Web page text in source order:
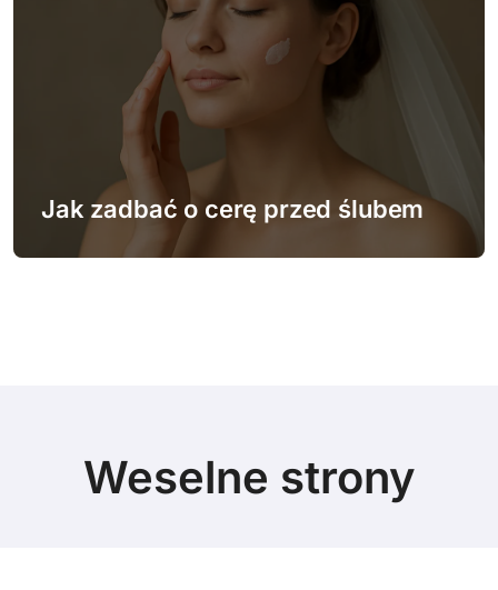
Jak zadbać o cerę przed ślubem
Weselne strony